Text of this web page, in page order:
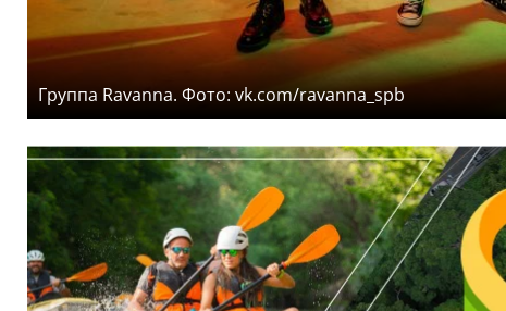
Группа Ravanna. Фото: vk.com/ravanna_spb